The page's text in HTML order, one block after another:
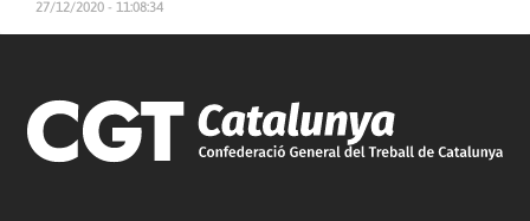
27/12/2020 - 11:08:34